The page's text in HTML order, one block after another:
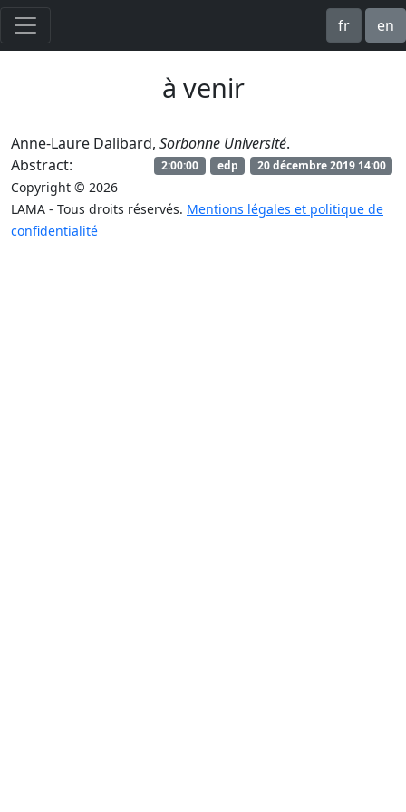
fr en
à venir
Anne-Laure Dalibard, Sorbonne Université.
20 décembre 2019 14:00
edp
2:00:00
Abstract:
Copyright © 2026
LAMA - Tous droits réservés. Mentions légales et politique de
confidentialité